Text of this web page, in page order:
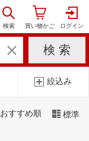
絞込み
おすすめ順 標準